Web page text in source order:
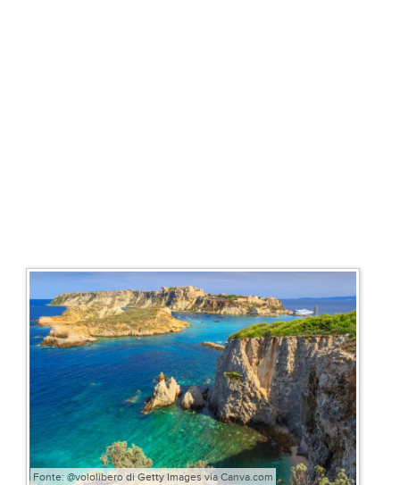
Fonte: @vololibero di Getty Images via Canva.com